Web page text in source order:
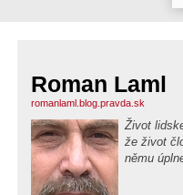
Roman Laml
romanlaml.blog.pravda.sk
Život
že život
němu